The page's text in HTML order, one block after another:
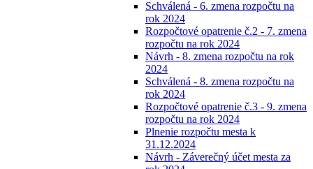
Schválená - 6. zmena rozpočtu na
rok 2024
Rozpočtové opatrenie č.2 - 7. zmena
rozpočtu na rok 2024
Návrh - 8. zmena rozpočtu na rok
2024
Schválená - 8. zmena rozpočtu na
rok 2024
Rozpočtové opatrenie č.3 - 9. zmena
rozpočtu na rok 2024
Plnenie rozpočtu mesta k
31.12.2024
Návrh - Záverečný účet mesta za